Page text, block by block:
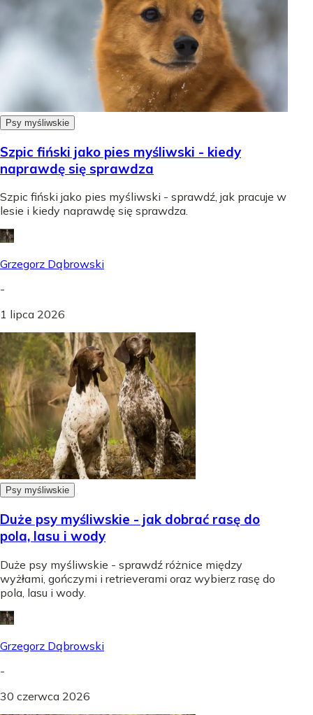
Psy myśliwskie
Szpic fiński jako pies myśliwski - kiedy
naprawdę się sprawdza
Szpic fiński jako pies myśliwski - sprawdź, jak pracuje w
lesie i kiedy naprawdę się sprawdza.
Grzegorz Dąbrowski
-
1 lipca 2026
Psy myśliwskie
Duże psy myśliwskie - jak dobrać rasę do
pola, lasu i wody
Duże psy myśliwskie - sprawdź różnice między
wyżłami, gończymi i retrieverami oraz wybierz rasę do
pola, lasu i wody.
Grzegorz Dąbrowski
-
30 czerwca 2026